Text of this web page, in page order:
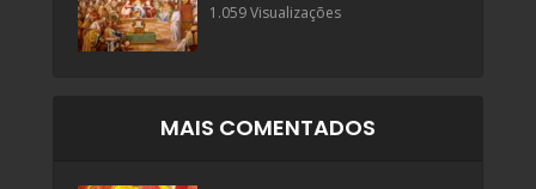
1.059 Visualizações
MAIS COMENTADOS